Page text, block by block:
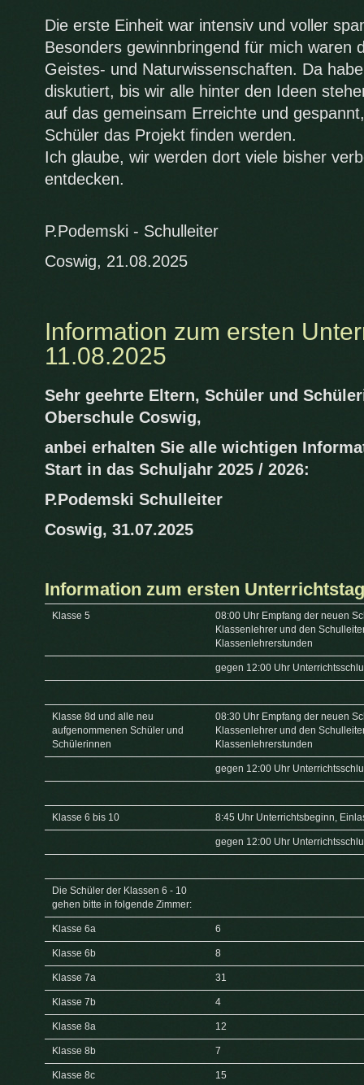
Die erste Einheit war intensiv und voller
Besonders gewinnbringend für mich waren
Geistes- und Naturwissenschaften. Da
diskutiert, bis wir alle hinter den Ideen
auf das gemeinsam Erreichte und
Schüler das Projekt finden werden.
Ich glaube, wir werden dort viele bisher
entdecken.
P.Podemski - Schulleiter
Coswig, 21.08.2025
Information zum ersten
11.08.2025
Sehr geehrte Eltern, Schüler und
Oberschule Coswig,
anbei erhalten Sie alle wichtigen
Start in das Schuljahr 2025 / 2026:
P.Podemski Schulleiter
Coswig, 31.07.2025
Information zum ersten
Klasse 5
08:00 Uhr Empfang der neuen
Klassenlehrer und den
Klassenlehrerstunden
gegen 12:00 Uhr
Klasse 8d und alle neu
aufgenommenen Schüler und
Schülerinnen
08:30 Uhr Empfang der neuen
Klassenlehrer und den
Klassenlehrerstunden
gegen 12:00 Uhr
Klasse 6 bis 10 8:45 Uhr Unterrichtsbeginn,
gegen 12:00 Uhr
Die Schüler der Klassen 6 - 10
gehen bitte in folgende Zimmer:
Klasse 6a 6
Klasse 6b 8
Klasse 7a 31
Klasse 7b 4
Klasse 8a 12
Klasse 8b 7
Klasse 8c 15